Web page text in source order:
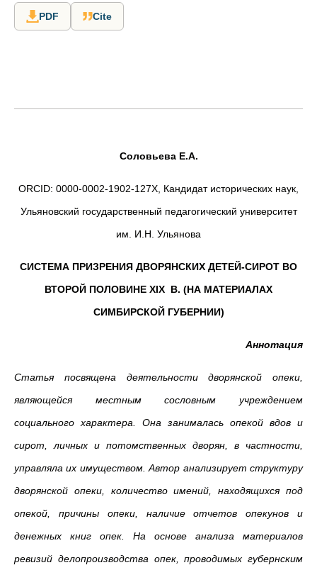
PDF Cite
Соловьева Е.А.
ORCID: 0000-0002-1902-127Х, Кандидат исторических наук,
Ульяновский государственный педагогический университет
им. И.Н. Ульянова
СИСТЕМА ПРИЗРЕНИЯ ДВОРЯНСКИХ ДЕТЕЙ-СИРОТ ВО
ВТОРОЙ ПОЛОВИНЕ XIX В. (НА МАТЕРИАЛАХ
СИМБИРСКОЙ ГУБЕРНИИ)
Аннотация
Статья посвящена деятельности дворянской опеки,
являющейся местным сословным учреждением
социального характера. Она занималась опекой вдов и
сирот, личных и потомственных дворян, в частности,
управляла их имуществом. Автор анализирует структуру
дворянской опеки, количество имений, находящихся под
опекой, причины опеки, наличие отчетов опекунов и
денежных книг опек. На основе анализа материалов
ревизий делопроизводства опек, проводимых губернским